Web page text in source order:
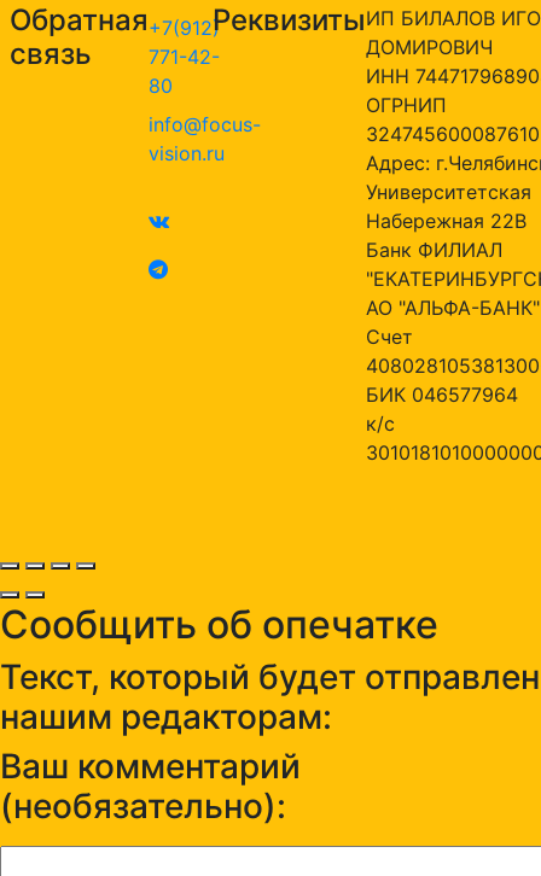
Обратная
связь
+7(912)
771-42-
80
info@focus-
vision.ru
РеквизитыИП БИЛАЛОВ
ДОМИРОВИЧ
ИНН
ОГРНИП
324745600087610
Адрес:
Университетская
Набережная 22В
Банк ФИЛИАЛ
АО "АЛЬФА-БАНК"
Счет
БИК 046577964
к/с
Сообщить об опечатке
Текст, который будет отправлен
нашим редакторам:
Ваш комментарий
(необязательно):